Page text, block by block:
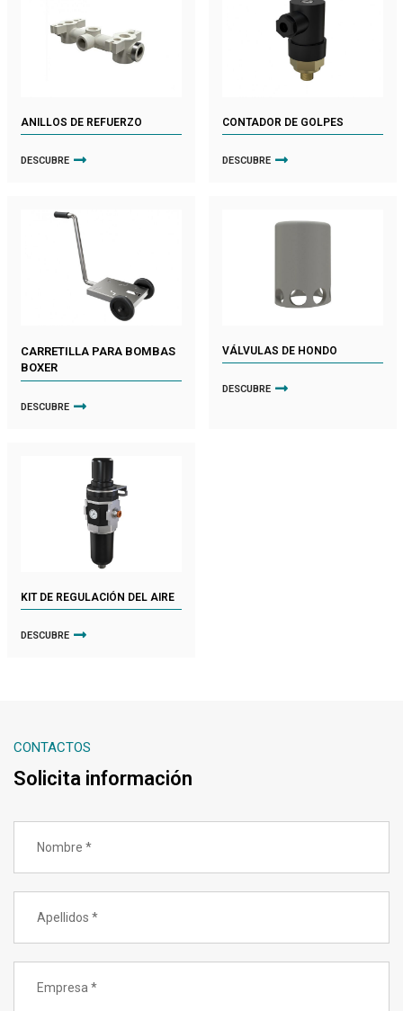
ANILLOS DE REFUERZO
DESCUBRE
CONTADOR DE GOLPES
DESCUBRE
CARRETILLA PARA BOMBAS
BOXER
DESCUBRE
VÁLVULAS DE HONDO
DESCUBRE
KIT DE REGULACIÓN DEL AIRE
DESCUBRE
CONTACTOS
Solicita información